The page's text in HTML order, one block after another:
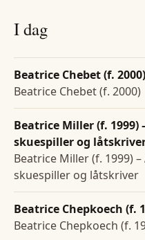
I dag
Beatrice Chebet (f. 2000)
Beatrice Chebet (f. 2000)
Beatrice Miller (f. 1999)
skuespiller og
Beatrice Miller (f. 1999)
skuespiller og låtskriver
Beatrice Chepkoech (f.
Beatrice Chepkoech (f.